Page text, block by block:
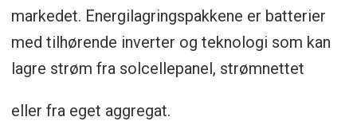
markedet. Energilagringspakkene er batterier
med tilhørende inverter og teknologi som kan
lagre strøm fra solcellepanel, strømnettet
eller fra eget aggregat.